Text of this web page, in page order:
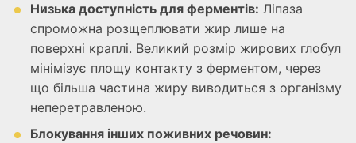
Низька доступність для ферментів: Ліпаза
спроможна розщеплювати жир лише на
поверхні краплі. Великий розмір жирових глобул
мінімізує площу контакту з ферментом, через
що більша частина жиру виводиться з організму
неперетравленою.
Блокування інших поживних речовин: